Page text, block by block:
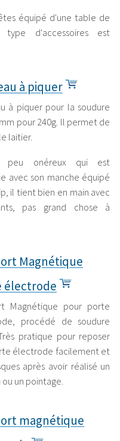
équipé d'une table de
d'accessoires est
à piquer
à piquer pour la soudure
pour 240g. Il permet de
laitier.
peu onéreux qui est
avec son manche équipé
il tient bien en main avec
pas grand chose à
Magnétique
électrode
Magnétique pour porte
procédé de soudure
pratique pour reposer
électrode facilement et
après avoir réalisé un
un pointage.
magnétique